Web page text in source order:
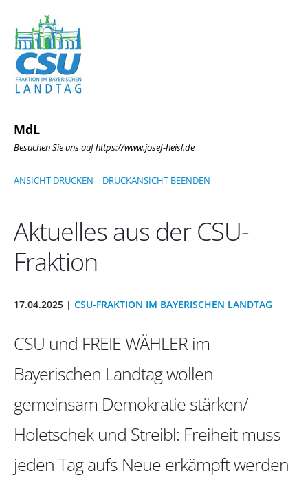
MdL
Besuchen Sie uns auf https://www.josef-heisl.de
ANSICHT DRUCKEN | DRUCKANSICHT BEENDEN
Aktuelles aus der CSU-
Fraktion
17.04.2025 | CSU-FRAKTION IM BAYERISCHEN LANDTAG
CSU und FREIE WÄHLER im
Bayerischen Landtag wollen
gemeinsam Demokratie stärken/
Holetschek und Streibl: Freiheit muss
jeden Tag aufs Neue erkämpft werden